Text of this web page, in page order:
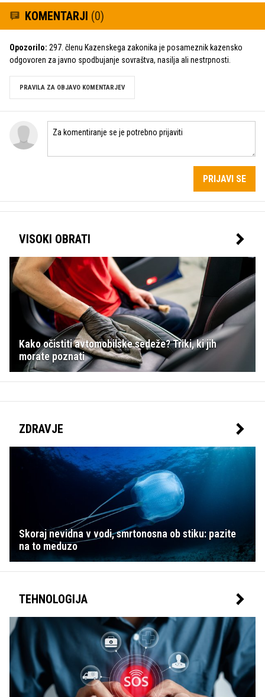
KOMENTARJI (0)
Opozorilo: 297. členu Kazenskega zakonika je posameznik kazensko
odgovoren za javno spodbujanje sovraštva, nasilja ali nestrpnosti.
PRAVILA ZA OBJAVO KOMENTARJEV
PRIJAVI SE
VISOKI OBRATI
Kako očistiti avtomobilske sedeže? Triki, ki jih
morate poznati
ZDRAVJE
Skoraj nevidna v vodi, smrtonosna ob stiku: pazite
na to meduzo
TEHNOLOGIJA